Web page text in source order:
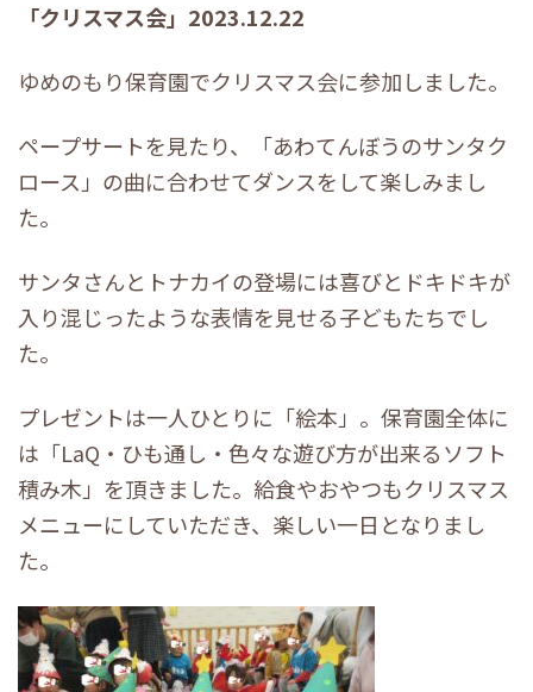
「クリスマス会」2023.12.22
ゆめのもり保育園でクリスマス会に参加しました。
ペープサートを見たり、「あわてんぼうのサンタク
ロース」の曲に合わせてダンスをして楽しみまし
た。
サンタさんとトナカイの登場には喜びとドキドキが
入り混じったような表情を見せる子どもたちでし
た。
プレゼントは一人ひとりに「絵本」。保育園全体に
は「LaQ・ひも通し・色々な遊び方が出来るソフト
積み木」を頂きました。給食やおやつもクリスマス
メニューにしていただき、楽しい一日となりまし
た。